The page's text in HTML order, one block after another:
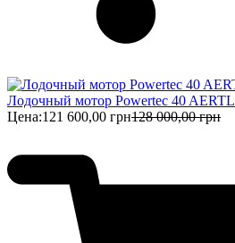
Лодочный мотор Powertec 40 AERTL
Цена:121 600,00 грн128 000,00 грн